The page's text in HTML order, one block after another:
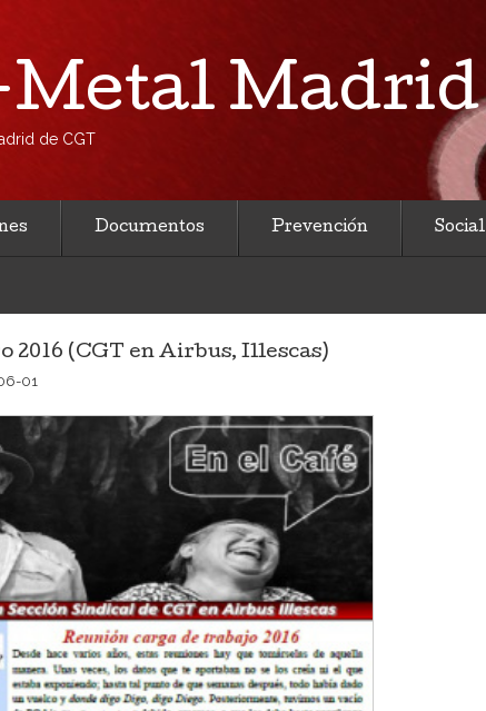
Metal Madrid
de CGT
Documentos Prevención Social
2016 (CGT en Airbus, Illescas)
01